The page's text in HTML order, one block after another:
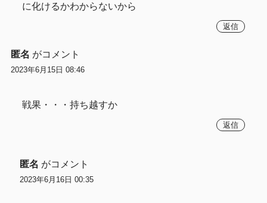
に化けるかわからないから
返信
匿名 がコメント
2023年6月15日 08:46
戦果・・・持ち越すか
返信
匿名 がコメント
2023年6月16日 00:35